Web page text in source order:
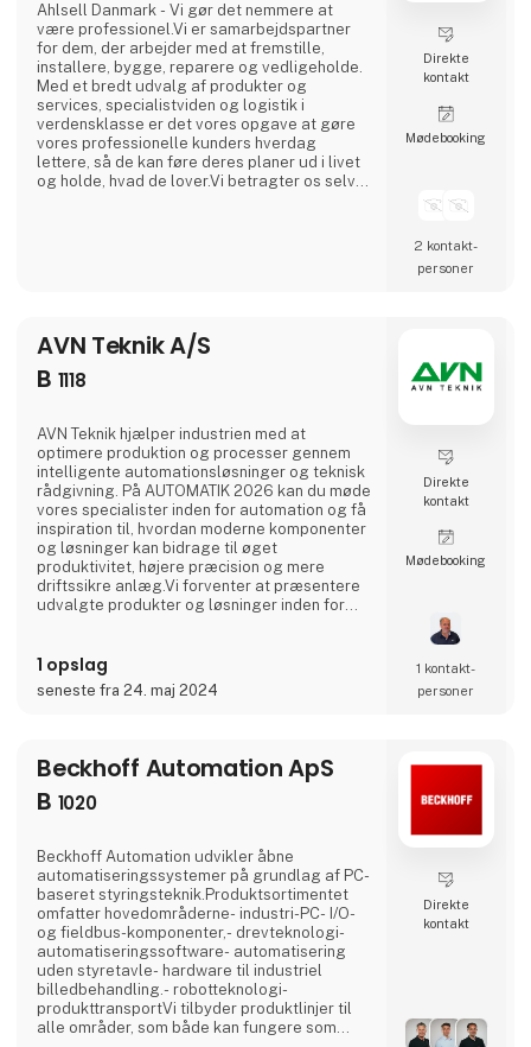
Ahlsell Danmark - Vi gør det nemmere at
være professionel.Vi er samarbejdspartner
for dem, der arbejder med at fremstille,
installere, bygge, reparere og vedligeholde.
Med et bredt udvalg af produkter og
services, specialistviden og logistik i
verdensklasse er det vores opgave at gøre
vores professionelle kunders hverdag
lettere, så de kan føre deres planer ud i livet
og holde, hvad de lover.Vi betragter os selv
Direkte
kontakt
Møde­booking
2 kontakt­
personer
AVN Teknik A/S
B 1118
AVN Teknik hjælper industrien med at
optimere produktion og processer gennem
intelligente automationsløsninger og teknisk
rådgivning. På AUTOMATIK 2026 kan du møde
vores specialister inden for automation og få
inspiration til, hvordan moderne komponenter
og løsninger kan bidrage til øget
produktivitet, højere præcision og mere
driftssikre anlæg.Vi forventer at præsentere
udvalgte produkter og løsninger inden for
dæmpningsteknologi, bremser og koblinger
samt andre automationskomponenter til
industriel anvendelse.Besøg os på stand 🟢 B
1 opslag
seneste fra 24. maj 2024
Direkte
kontakt
Møde­booking
1 kontakt­
personer
Beckhoff Automation ApS
B 1020
Beckhoff Automation udvikler åbne
automatiseringssystemer på grundlag af PC-
baseret styringsteknik.Produktsortimentet
omfatter hovedområderne- industri-PC- I/O-
og fieldbus-komponenter,- drevteknologi-
automatiseringssoftware- automatisering
uden styretavle- hardware til industriel
billedbehandling.- robotteknologi-
produkttransportVi tilbyder produktlinjer til
alle områder, som både kan fungere som
Direkte
kontakt